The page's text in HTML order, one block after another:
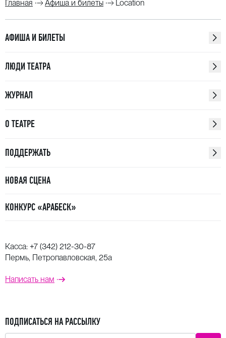
Главная Афиша и билеты Location
АФИША И БИЛЕТЫ
ЛЮДИ ТЕАТРА
ЖУРНАЛ
О ТЕАТРЕ
ПОДДЕРЖАТЬ
НОВАЯ СЦЕНА
КОНКУРС «АРАБЕСК»
Касса: +7 (342) 212-30-87
Пермь, Петропавловская, 25а
Написать нам
ПОДПИСАТЬСЯ НА РАССЫЛКУ